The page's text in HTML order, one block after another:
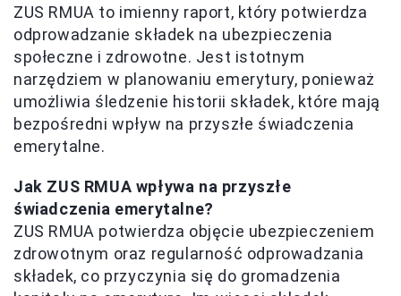
ZUS RMUA to imienny raport, który potwierdza
odprowadzanie składek na ubezpieczenia
społeczne i zdrowotne. Jest istotnym
narzędziem w planowaniu emerytury, ponieważ
umożliwia śledzenie historii składek, które mają
bezpośredni wpływ na przyszłe świadczenia
emerytalne.
Jak ZUS RMUA wpływa na przyszłe
świadczenia emerytalne?
ZUS RMUA potwierdza objęcie ubezpieczeniem
zdrowotnym oraz regularność odprowadzania
składek, co przyczynia się do gromadzenia